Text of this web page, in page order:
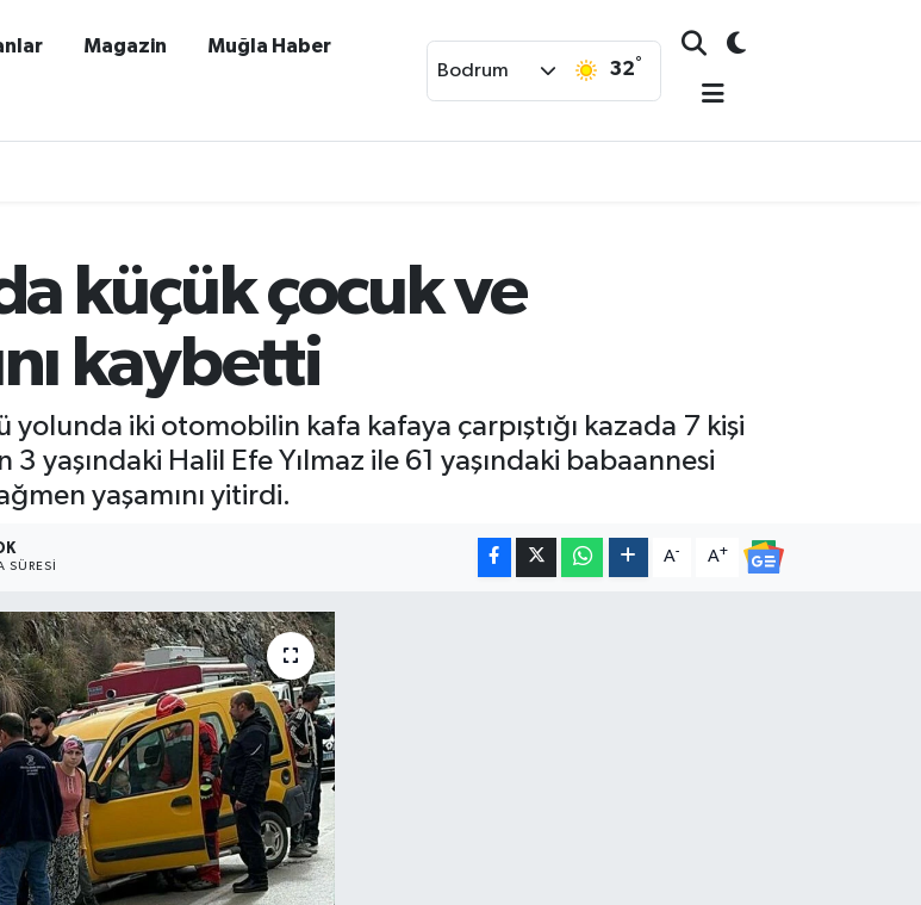
Magazin Muğla Haber
Bodrum 32°
küçük çocuk ve
kaybetti
iki otomobilin kafa kafaya çarpıştığı kazada 7 kişi
yaşındaki Halil Efe Yılmaz ile 61 yaşındaki babaannesi
yaşamını yitirdi.
SÜRESI
A- A+